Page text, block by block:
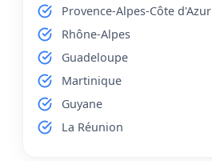
Provence-Alpes-Côte d'Azur
Rhône-Alpes
Guadeloupe
Martinique
Guyane
La Réunion